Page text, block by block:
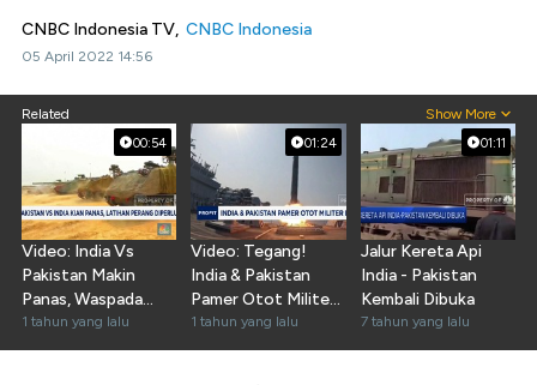
CNBC Indonesia TV, CNBC Indonesia
05 April 2022 14:56
Related Show More
00:54
Video: India Vs
Pakistan Makin
Panas, Waspada
Perang
1 tahun yang lalu
01:24
Video: Tegang!
India & Pakistan
Pamer Otot Militer
di Laut Arab
1 tahun yang lalu
01:11
Jalur Kereta Api
India - Pakistan
Kembali Dibuka
7 tahun yang lalu